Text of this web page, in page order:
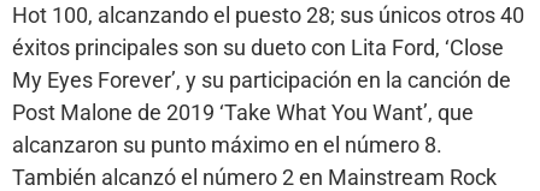
Hot 100, alcanzando el puesto 28; sus únicos otros 40
éxitos principales son su dueto con Lita Ford, ‘Close
My Eyes Forever’, y su participación en la canción de
Post Malone de 2019 ‘Take What You Want’, que
alcanzaron su punto máximo en el número 8.
También alcanzó el número 2 en Mainstream Rock